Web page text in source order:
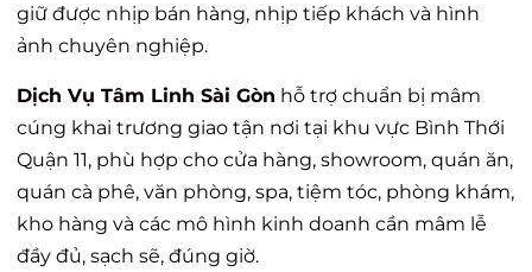
giữ được nhịp bán hàng, nhịp tiếp khách và hình
ảnh chuyên nghiệp.
Dịch Vụ Tâm Linh Sài Gòn hỗ trợ chuẩn bị mâm
cúng khai trương giao tận nơi tại khu vực Bình Thới
Quận 11, phù hợp cho cửa hàng, showroom, quán ăn,
quán cà phê, văn phòng, spa, tiệm tóc, phòng khám,
kho hàng và các mô hình kinh doanh cần mâm lễ
đầy đủ, sạch sẽ, đúng giờ.